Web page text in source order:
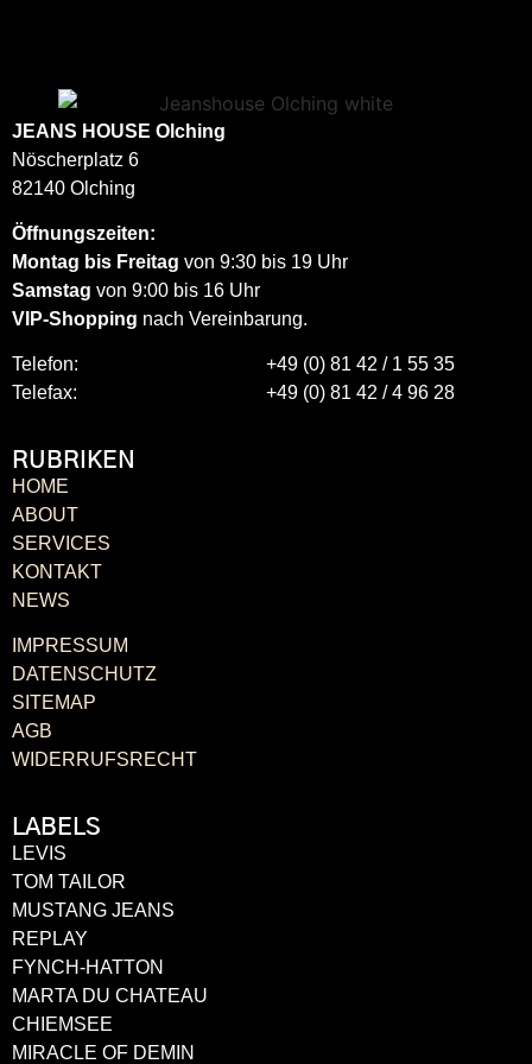
JEANS HOUSE Olching
Nöscherplatz 6
82140 Olching
Öffnungszeiten:
Montag bis Freitag von 9:30 bis 19 Uhr
Samstag von 9:00 bis 16 Uhr
VIP-Shopping nach Vereinbarung.
Telefon:
Telefax:
+49 (0) 81 42 / 1 55 35
+49 (0) 81 42 / 4 96 28
RUBRIKEN
HOME
ABOUT
SERVICES
KONTAKT
NEWS
IMPRESSUM
DATENSCHUTZ
SITEMAP
AGB
WIDERRUFSRECHT
LABELS
LEVIS
TOM TAILOR
MUSTANG JEANS
REPLAY
FYNCH-HATTON
MARTA DU CHATEAU
CHIEMSEE
MIRACLE OF DEMIN